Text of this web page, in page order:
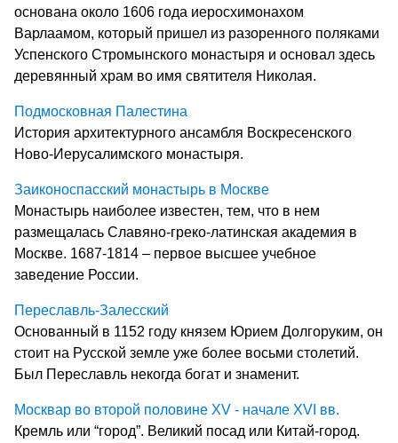
основана около 1606 года иеросхимонахом
Варлаамом, который пришел из разоренного поляками
Успенского Стромынского монастыря и основал здесь
деревянный храм во имя святителя Николая.
Подмосковная Палестина
История архитектурного ансамбля Воскресенского
Ново-Иерусалимского монастыря.
Заиконоспасский монастырь в Москве
Монастырь наиболее известен, тем, что в нем
размещалась Славяно-греко-латинская академия в
Москве. 1687-1814 – первое высшее учебное
заведение России.
Переславль-Залесский
Основанный в 1152 году князем Юрием Долгоруким, он
стоит на Русской земле уже более восьми столетий.
Был Переславль некогда богат и знаменит.
Москвар во второй половине XV - начале XVI вв.
Кремль или “город”. Великий посад или Китай-город.